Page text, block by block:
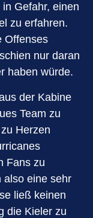
Gefahr, einen
zu erfahren.
Offenses
nur daran
haben würde.
der Kabine
Team zu
Herzen
Fans zu
also eine sehr
ließ keinen
die Kieler zu